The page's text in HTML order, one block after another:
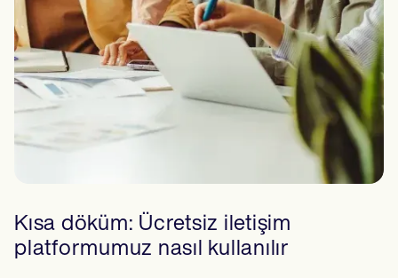
Kısa döküm: Ücretsiz iletişim
platformumuz nasıl kullanılır